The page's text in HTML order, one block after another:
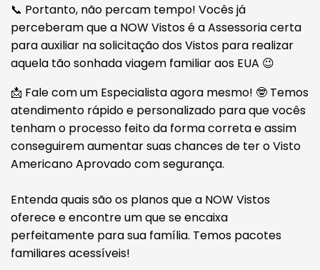
📞 Portanto, não percam tempo! Vocês já
perceberam que a NOW Vistos é a Assessoria certa
para auxiliar na solicitação dos Vistos para realizar
aquela tão sonhada viagem familiar aos EUA 😉
📩 Fale com um Especialista agora mesmo! 🤓 Temos
atendimento rápido e personalizado para que vocês
tenham o processo feito da forma correta e assim
conseguirem aumentar suas chances de ter o Visto
Americano Aprovado com segurança.
Entenda quais são os planos que a NOW Vistos
oferece e encontre um que se encaixa
perfeitamente para sua família. Temos pacotes
familiares acessíveis!